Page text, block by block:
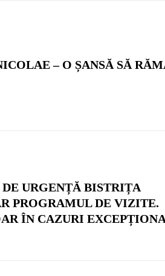
– O ȘANSĂ SĂ
URGENȚĂ BISTRIȚA
PROGRAMUL DE VIZITE.
ÎN CAZURI